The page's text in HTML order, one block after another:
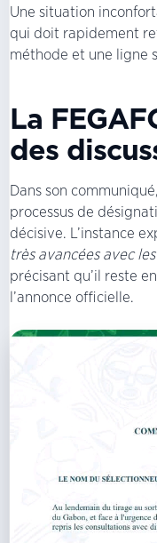
Une situation
qui doit rapidement
méthode et une ligne
La
des
Dans son
processus de
décisive. L’instance
très avancées avec
précisant qu’il reste
l’annonce officielle.